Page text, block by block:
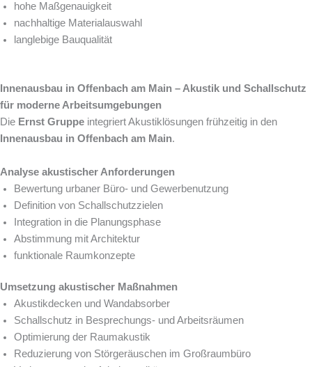
hohe Maßgenauigkeit
nachhaltige Materialauswahl
langlebige Bauqualität
Innenausbau in Offenbach am Main – Akustik und Schallschutz
für moderne Arbeitsumgebungen
Die Ernst Gruppe integriert Akustiklösungen frühzeitig in den
Innenausbau in Offenbach am Main.
Analyse akustischer Anforderungen
Bewertung urbaner Büro- und Gewerbenutzung
Definition von Schallschutzzielen
Integration in die Planungsphase
Abstimmung mit Architektur
funktionale Raumkonzepte
Umsetzung akustischer Maßnahmen
Akustikdecken und Wandabsorber
Schallschutz in Besprechungs- und Arbeitsräumen
Optimierung der Raumakustik
Reduzierung von Störgeräuschen im Großraumbüro